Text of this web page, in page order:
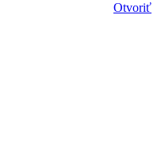
Otvoriť